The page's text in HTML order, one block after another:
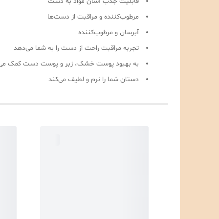
مرطوب‌کننده و مراقبت از دست‌ها
آبرسان و مرطوب‌کننده
تجربه مراقبت راحت از دست را به شما می‌دهد
به بهبود پوست خشک، زبر و پوست دست کمک
دستان شما را نرم و لطیف می‌کند